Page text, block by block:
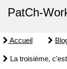
PatCh-
Accueil
La troisième,